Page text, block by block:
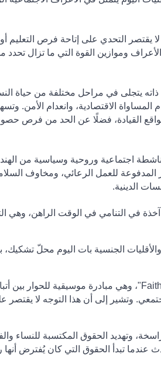
التحدي على إتاحة فرص التعليم أو
وموازين القوة التي ما تزال تحدد
ذاته يتجلى في مراحل مختلفة من حياة
المساواة الاقتصادية، وانعدام الأمن.
مواقع القيادة، فضلًا عن الحد من فرص
زميلة في كايسيد منذ عام 2019 وناشطة اجتماعية وروحية
للعمل الرعائي، ومخاوف
الدينية.
في التنامي في الوقت الراهن، وهي
الجنسية بات اليوم محلّ تشكيك،
، وهي مبادرة موسيقية للحوار بين
وتشير إلى أن هذا التوجه لا
وتهديد الحقوق المكتسبة للنساء
تبدأ الحقوق التي كان يُفترض أنها